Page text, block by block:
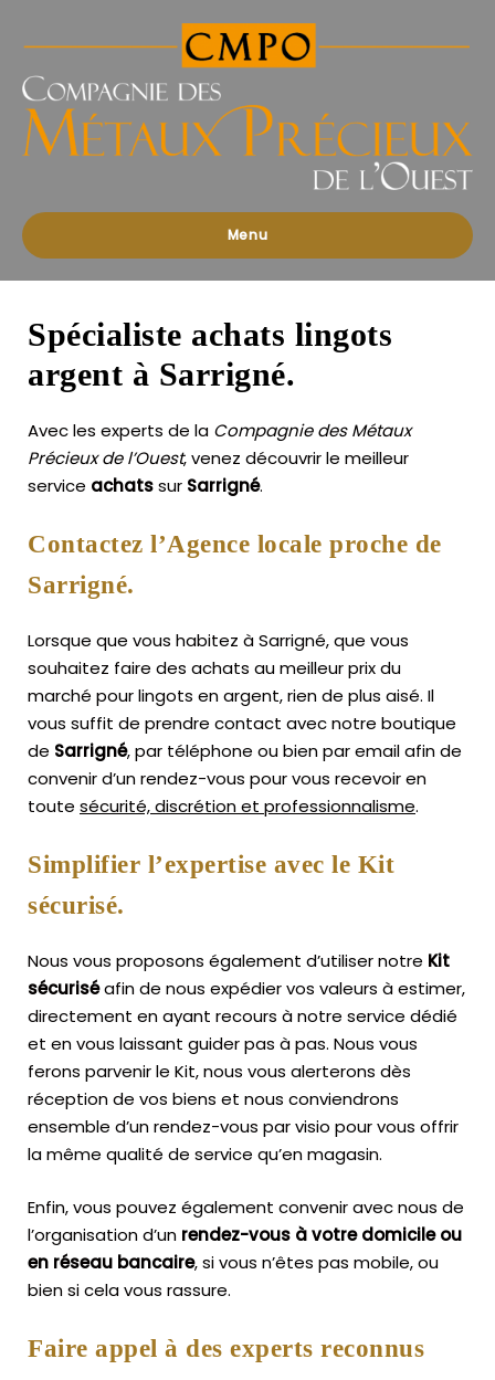
des
Précieux
l'Ouest
Menu
Spécialiste achats lingots
argent à Sarrigné.
Avec les experts de la Compagnie des Métaux
Précieux de l’Ouest, venez découvrir le meilleur
service achatssur Sarrigné.
Contactez l’Agence locale proche de
Sarrigné.
Lorsque que vous habitez à Sarrigné, que vous
souhaitez faire des achats au meilleur prix du
marché pour lingots en argent, rien de plus aisé. Il
vous suffit de prendre contact avec notre boutique
de Sarrigné, par téléphone ou bien par email afin de
convenir d’un rendez-vous pour vous recevoir en
toute sécurité, discrétion et professionnalisme.
Simplifier l’expertise avec le Kit
sécurisé.
Nous vous proposons également d’utiliser notre Kit
sécuriséafin de nous expédier vos valeurs à estimer,
directement en ayant recours à notre service dédié
et en vous laissant guider pas à pas. Nous vous
ferons parvenir le Kit, nous vous alerterons dès
réception de vos biens et nous conviendrons
ensemble d’un rendez-vous par visio pour vous offrir
la même qualité de service qu’en magasin.
Enfin, vous pouvez également convenir avec nous de
l’organisation d’un rendez-vous à votre domicile ou
en réseau bancaire, si vous n’êtes pas mobile, ou
bien si cela vous rassure.
Faire appel à des experts reconnus